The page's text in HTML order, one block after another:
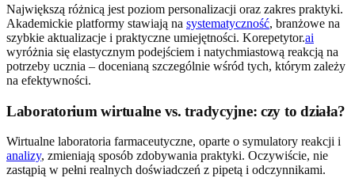
Największą różnicą jest poziom personalizacji oraz zakres praktyki.
Akademickie platformy stawiają na systematyczność, branżowe na
szybkie aktualizacje i praktyczne umiejętności. Korepetytor.ai
wyróżnia się elastycznym podejściem i natychmiastową reakcją na
potrzeby ucznia – docenianą szczególnie wśród tych, którym zależy
na efektywności.
Laboratorium wirtualne vs. tradycyjne: czy to działa?
Wirtualne laboratoria farmaceutyczne, oparte o symulatory reakcji i
analizy, zmieniają sposób zdobywania praktyki. Oczywiście, nie
zastąpią w pełni realnych doświadczeń z pipetą i odczynnikami.